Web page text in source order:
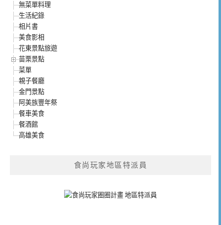
無菜單料理
生活紀錄
相片書
美食影相
花東景點旅遊
苗栗景點
菜單
親子餐廳
金門景點
阿美族豐年祭
餐車美食
餐酒館
高雄美食
食尚玩家地區特派員